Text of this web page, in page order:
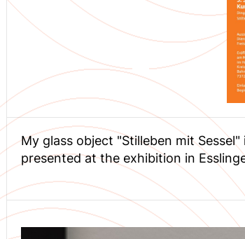
My glass object "Stilleben mit
presented at the exhibition in